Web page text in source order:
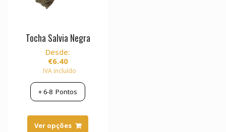
Tocha Salvia Negra
Desde:
€6.40
IVA incluído
+6-8 Pontos
Ver opções